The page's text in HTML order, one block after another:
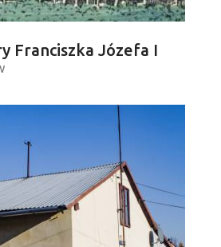
Franciszka Józefa I